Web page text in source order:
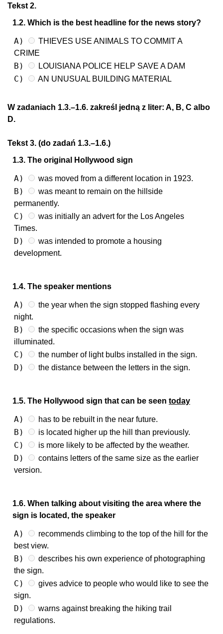
Tekst 2.
1.2. Which is the best headline for the news story?
A)
THIEVES USE ANIMALS TO COMMIT A
CRIME
B) LOUISIANA POLICE HELP SAVE A DAM
C) AN UNUSUAL BUILDING MATERIAL
W zadaniach 1.3.–1.6. zakreśl jedną z liter: A, B, C albo
D.
Tekst 3. (do zadań 1.3.–1.6.)
1.3. The original Hollywood sign
A) was moved from a different location in 1923.
B)
was meant to remain on the hillside
permanently.
C)
was initially an advert for the Los Angeles
Times.
D)
was intended to promote a housing
development.
1.4. The speaker mentions
A)
the year when the sign stopped flashing every
night.
B)
the specific occasions when the sign was
illuminated.
C) the number of light bulbs installed in the sign.
D) the distance between the letters in the sign.
1.5. The Hollywood sign that can be seen today
A) has to be rebuilt in the near future.
B) is located higher up the hill than previously.
C) is more likely to be affected by the weather.
D)
contains letters of the same size as the earlier
version.
1.6. When talking about visiting the area where the
sign is located, the speaker
A)
recommends climbing to the top of the hill for the
best view.
B)
describes his own experience of photographing
the sign.
C)
gives advice to people who would like to see the
sign.
D)
warns against breaking the hiking trail
regulations.